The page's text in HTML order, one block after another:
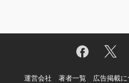
運営会社 著者一覧 広告掲載に